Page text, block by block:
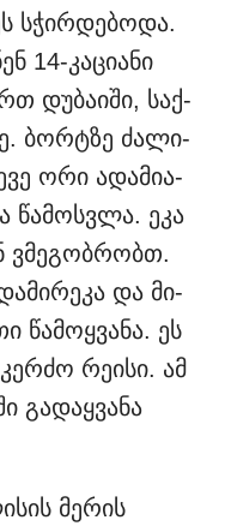
სჭირ­დე­ბო­და.
14-კა­ცი­ა­ნი
დუ­ბა­ი­ში, საქ­
ბორტზე ძა­ლი­
ორი ადა­მი­ა­
წა­მოს­ვლა. ეკა
ვმე­გობ­რობთ.
და მი­
წა­მოყ­ვა­ნა. ეს
რე­ი­სი. ამ
გა­დაყ­ვა­ნა
მერის